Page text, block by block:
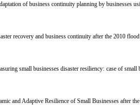
of business continuity planning by businesses
recovery and business continuity after the 2010
small businesses disaster resiliency: case of
and Adaptive Resilience of Small Businesses after